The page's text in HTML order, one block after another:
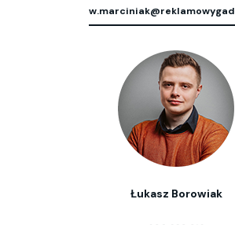
Łukasz Borowiak